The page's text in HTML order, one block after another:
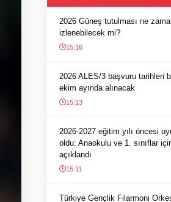
2026 Güneş tutulması ne
izlenebilecek mi?
15:16
2026 ALES/3 başvuru tarihleri
ekim ayında alınacak
15:13
2026-2027 eğitim yılı öncesi
oldu: Anaokulu ve 1. sınıflar
açıklandı
15:11
Türkiye Gençlik Filarmoni